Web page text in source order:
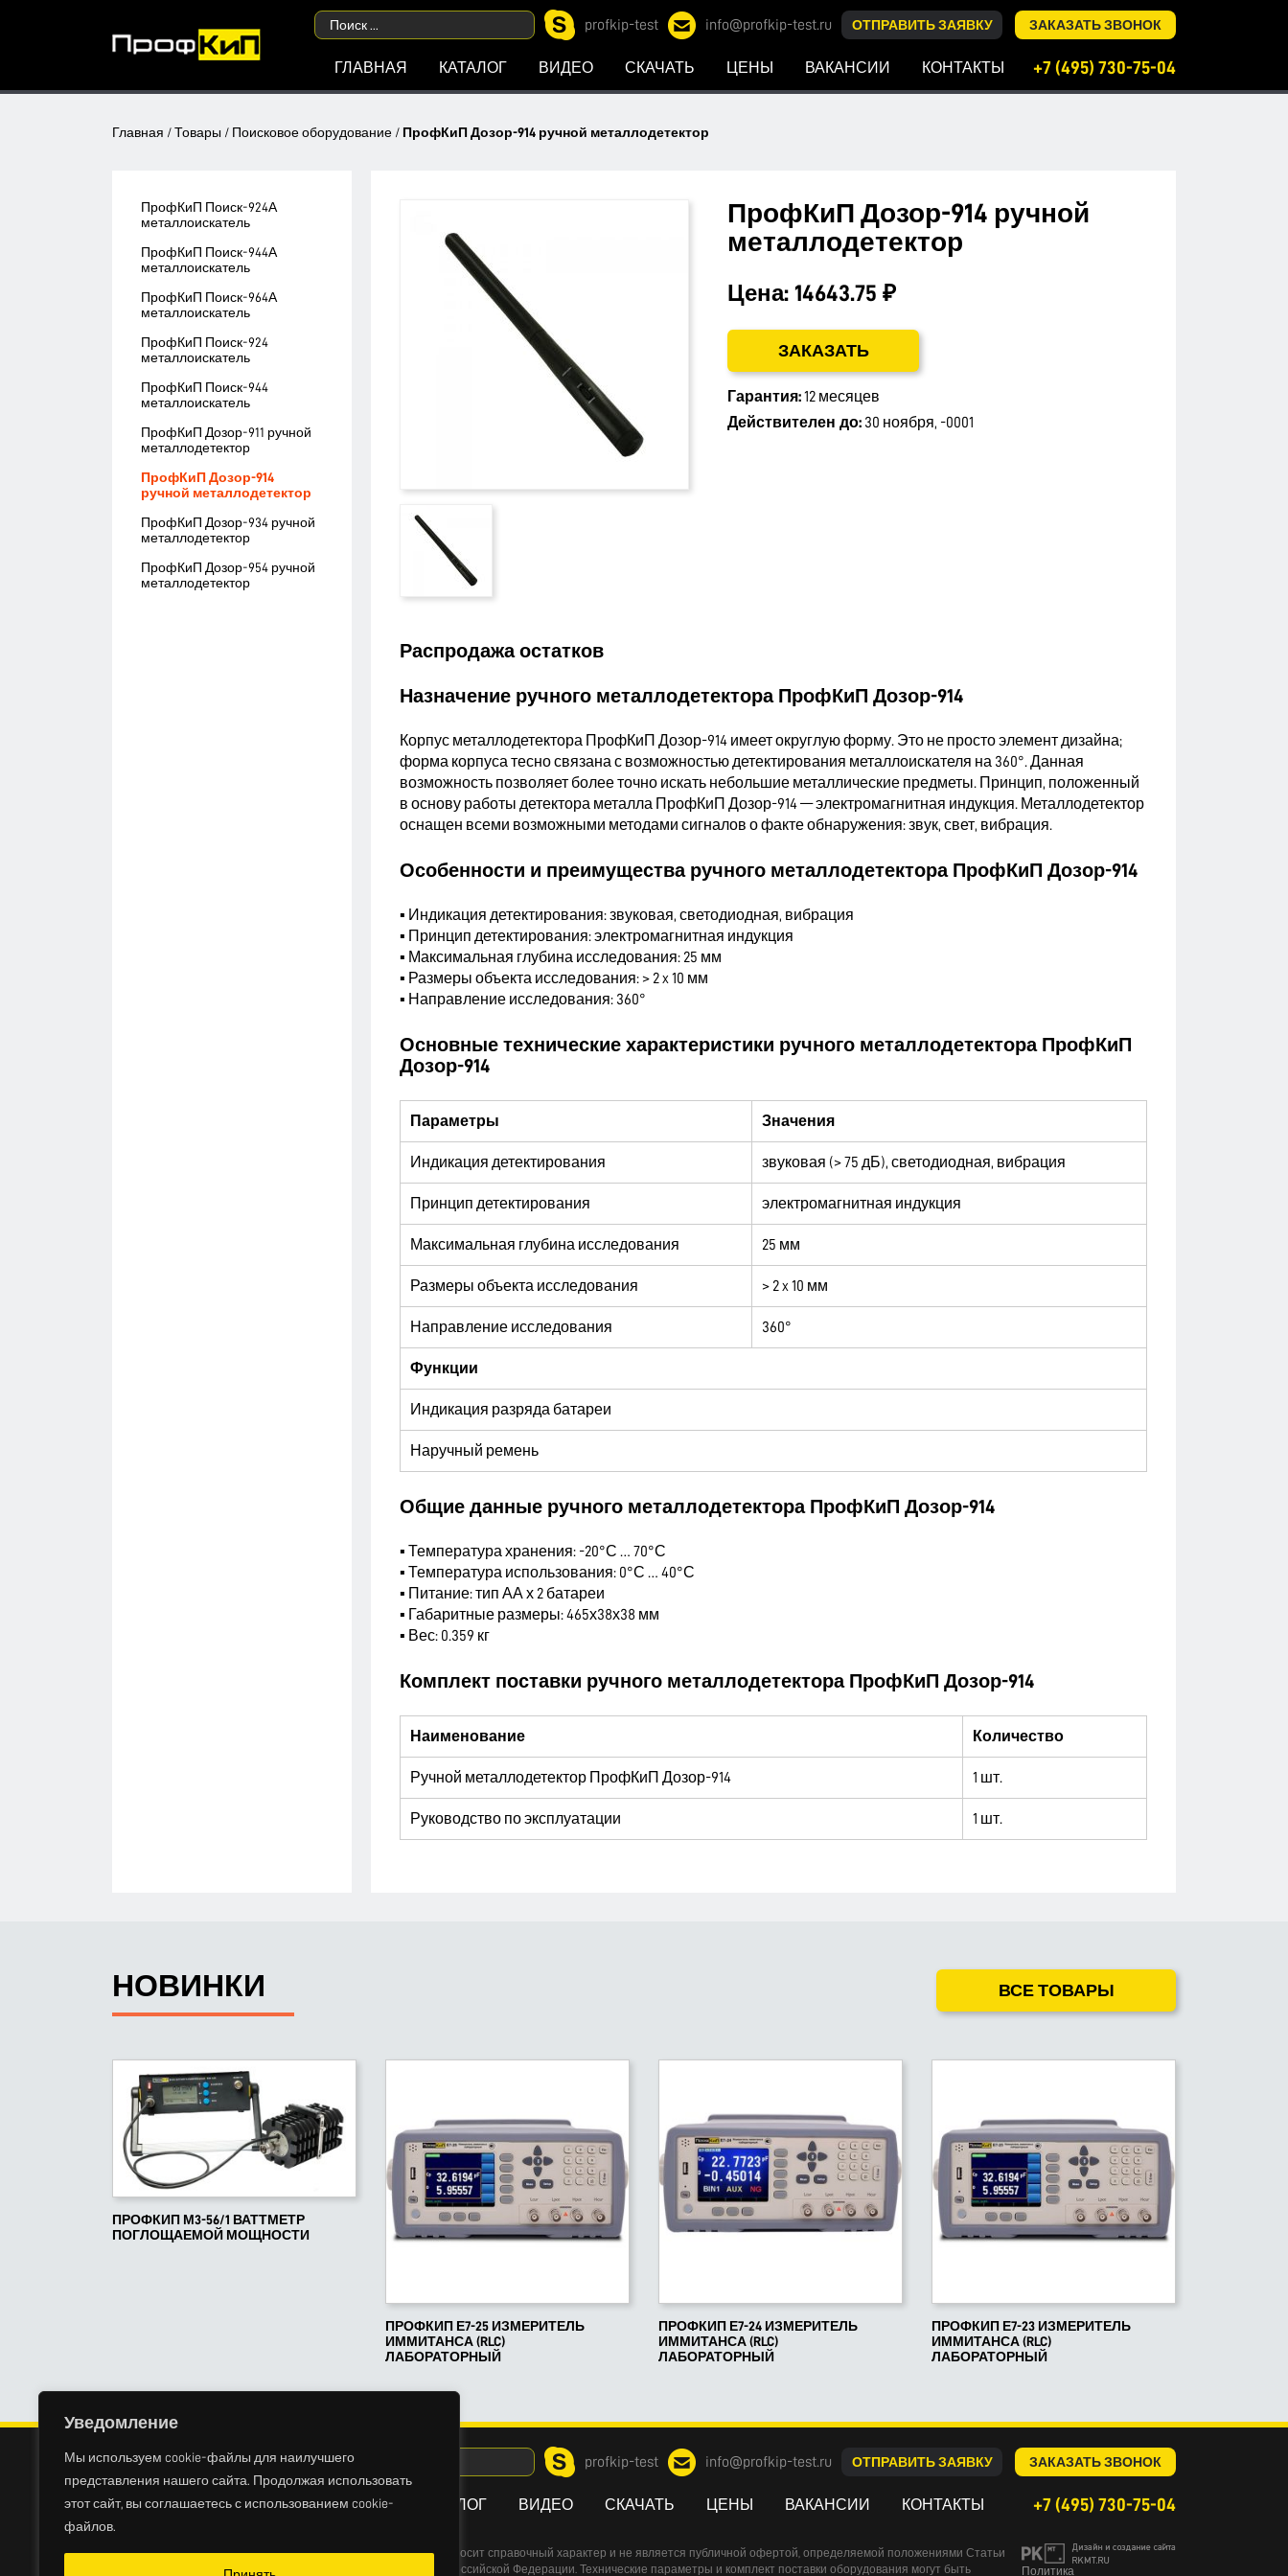
Уведомление
Мы используем cookie-файлы для наилучшего
представления нашего сайта. Продолжая использовать
этот сайт, вы соглашаетесь с использованием cookie-
файлов.
profkip-test info@profkip-test.ru ОТПРАВИТЬ ЗАЯВКУ ЗАКАЗАТЬ ЗВОНОК
ГЛАВНАЯ КАТАЛОГ ВИДЕО СКАЧАТЬ ЦЕНЫ ВАКАНСИИ КОНТАКТЫ +7 (495) 730-75-04
Главная / Товары / Поисковое оборудование / ПрофКиП Дозор-914 ручной металлодетектор
ПрофКиП Поиск-924А
металлоискатель
ПрофКиП Поиск-944А
металлоискатель
ПрофКиП Поиск-964А
металлоискатель
ПрофКиП Поиск-924
металлоискатель
ПрофКиП Поиск-944
металлоискатель
ПрофКиП Дозор-911 ручной
металлодетектор
ПрофКиП Дозор-914
ручной металлодетектор
ПрофКиП Дозор-934 ручной
металлодетектор
ПрофКиП Дозор-954 ручной
металлодетектор
ПрофКиП Дозор-914 ручной
металлодетектор
Цена: 14643.75 ₽
ЗАКАЗАТЬ
Гарантия:12 месяцев
Действителен до: 30 ноября, -0001
Распродажа остатков
Назначение ручного металлодетектора ПрофКиП Дозор-914
Корпус металлодетектора ПрофКиП Дозор-914 имеет округлую форму. Это не просто элемент дизайна;
форма корпуса тесно связана с возможностью детектирования металлоискателя на 360°. Данная
возможность позволяет более точно искать небольшие металлические предметы. Принцип, положенный
в основу работы детектора металла ПрофКиП Дозор-914 — электромагнитная индукция. Металлодетектор
оснащен всеми возможными методами сигналов о факте обнаружения: звук, свет, вибрация.
Особенности и преимущества ручного металлодетектора ПрофКиП Дозор-914
▪ Индикация детектирования: звуковая, светодиодная, вибрация
▪ Принцип детектирования: электромагнитная индукция
▪ Максимальная глубина исследования: 25 мм
▪ Размеры объекта исследования: > 2 x 10 мм
▪ Направление исследования: 360°
Основные технические характеристики ручного металлодетектора ПрофКиП
Дозор-914
Параметры Значения
Индикация детектирования звуковая (> 75 дБ), светодиодная, вибрация
Принцип детектирования электромагнитная индукция
Максимальная глубина исследования 25 мм
Размеры объекта исследования > 2 x 10 мм
Направление исследования 360°
Функции
Индикация разряда батареи
Наручный ремень
Общие данные ручного металлодетектора ПрофКиП Дозор-914
▪ Температура хранения: -20°С … 70°С
▪ Температура использования: 0°С … 40°С
▪ Питание: тип АА х 2 батареи
▪ Габаритные размеры: 465х38х38 мм
▪ Вес: 0.359 кг
Комплект поставки ручного металлодетектора ПрофКиП Дозор-914
Наименование Количество
Ручной металлодетектор ПрофКиП Дозор-914 1 шт.
Руководство по эксплуатации 1 шт.
НОВИНКИ ВСЕ ТОВАРЫ
ПРОФКИП М3-56/1 ВАТТМЕТР
ПОГЛОЩАЕМОЙ МОЩНОСТИ
ПРОФКИП Е7-25 ИЗМЕРИТЕЛЬ
ИММИТАНСА (RLC)
ЛАБОРАТОРНЫЙ
ПРОФКИП Е7-24 ИЗМЕРИТЕЛЬ
ИММИТАНСА (RLC)
ЛАБОРАТОРНЫЙ
ПРОФКИП Е7-23 ИЗМЕРИТЕЛЬ
ИММИТАНСА (RLC)
ЛАБОРАТОРНЫЙ
profkip-test info@profkip-test.ru ОТПРАВИТЬ ЗАЯВКУ ЗАКАЗАТЬ ЗВОНОК
ГЛАВНАЯ КАТАЛОГ ВИДЕО СКАЧАТЬ ЦЕНЫ ВАКАНСИИ КОНТАКТЫ +7 (495) 730-75-04
Вся информация на сайте носит справочный характер и не является публичной офертой, определяемой положениями Статьи
437 Гражданского кодекса Российской Федерации. Технические параметры и комплект поставки оборудования могут быть
Политика